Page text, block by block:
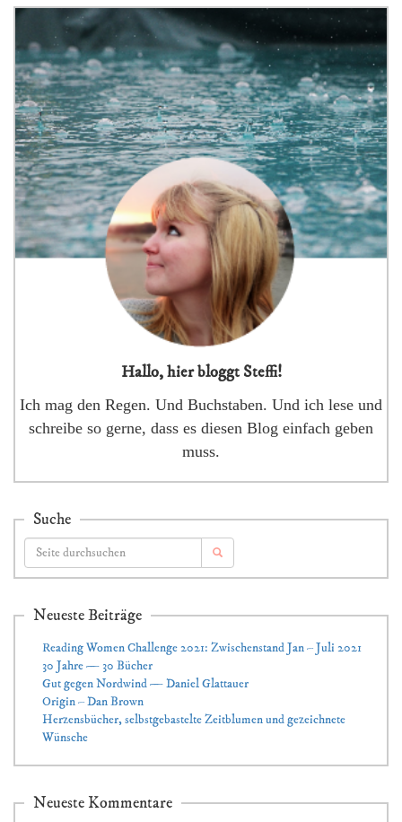
Hallo, hier bloggt Steffi!
Ich mag den Regen. Und Buchstaben. Und ich lese und
schreibe so gerne, dass es diesen Blog einfach geben
muss.
Suche
Neueste Beiträge
Reading Women Challenge 2021: Zwischenstand Jan – Juli 2021
30 Jahre — 30 Bücher
Gut gegen Nordwind — Daniel Glattauer
Origin – Dan Brown
Herzensbücher, selbstgebastelte Zeitblumen und gezeichnete
Wünsche
Neueste Kommentare